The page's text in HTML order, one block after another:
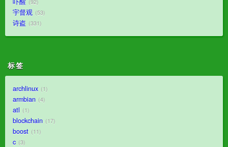
92
宇督观 53
诗盗 331
标签
archlinux 1
armbian 4
atl 1
blockchain 17
boost 11
c 3